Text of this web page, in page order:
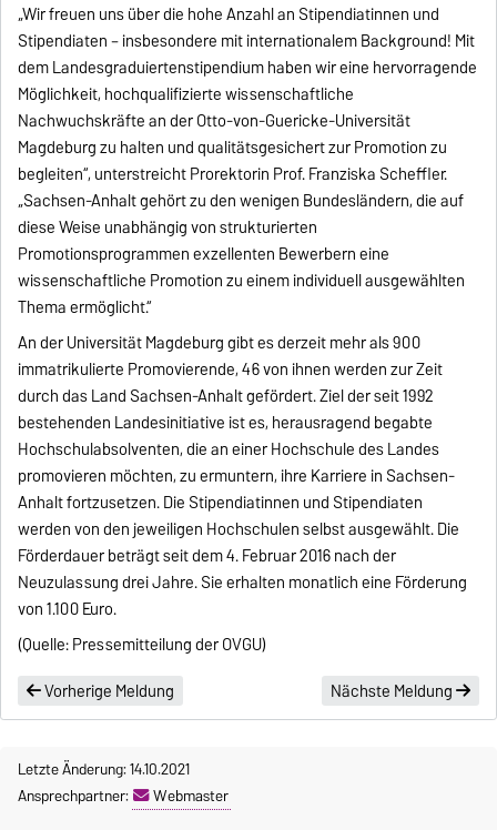
„Wir freuen uns über die hohe Anzahl an Stipendiatinnen und
Stipendiaten – insbesondere mit internationalem Background! Mit
dem Landesgraduiertenstipendium haben wir eine hervorragende
Möglichkeit, hochqualifizierte wissenschaftliche
Nachwuchskräfte an der Otto-von-Guericke-Universität
Magdeburg zu halten und qualitätsgesichert zur Promotion zu
begleiten“, unterstreicht Prorektorin Prof. Franziska Scheffler.
„Sachsen-Anhalt gehört zu den wenigen Bundesländern, die auf
diese Weise unabhängig von strukturierten
Promotionsprogrammen exzellenten Bewerbern eine
wissenschaftliche Promotion zu einem individuell ausgewählten
Thema ermöglicht.“
An der Universität Magdeburg gibt es derzeit mehr als 900
immatrikulierte Promovierende, 46 von ihnen werden zur Zeit
durch das Land Sachsen-Anhalt gefördert. Ziel der seit 1992
bestehenden Landesinitiative ist es, herausragend begabte
Hochschulabsolventen, die an einer Hochschule des Landes
promovieren möchten, zu ermuntern, ihre Karriere in Sachsen-
Anhalt fortzusetzen. Die Stipendiatinnen und Stipendiaten
werden von den jeweiligen Hochschulen selbst ausgewählt. Die
Förderdauer beträgt seit dem 4. Februar 2016 nach der
Neuzulassung drei Jahre. Sie erhalten monatlich eine Förderung
von 1.100 Euro.
(Quelle: Pressemitteilung der OVGU)
Vorherige Meldung
Nächste Meldung
Letzte Änderung: 14.10.2021
Ansprechpartner:
Webmaster